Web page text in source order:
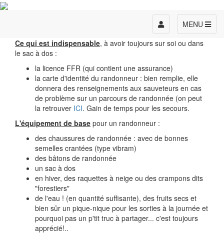
MENU
Toggle
navigation
Ce qui est indispensable, à avoir toujours sur soi ou dans
le sac à dos :
la licence FFR (qui contient une assurance)
la carte d'identité du randonneur : bien remplie, elle
donnera des renseignements aux sauveteurs en cas
de problème sur un parcours de randonnée (on peut
la retrouver ICI. Gain de temps pour les secours.
L'équipement de base pour un randonneur :
des chaussures de randonnée : avec de bonnes
semelles crantées (type vibram)
des bâtons de randonnée
un sac à dos
en hiver, des raquettes à neige ou des crampons dits
"forestiers"
de l'eau ! (en quantité suffisante), des fruits secs et
bien sûr un pique-nique pour les sorties à la journée et
pourquoi pas un p'tit truc à partager... c'est toujours
apprécié!..